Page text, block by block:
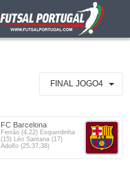
FINAL JOGO4
FC Barcelona
Ferrão (4,22) Esquerdinha
(15) Léo Santana (17)
Adolfo (25,37,38)